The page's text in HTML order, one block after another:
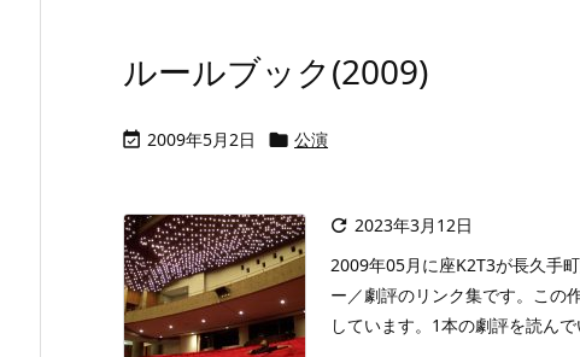
ルールブック(2009)
 2009年5月2日  公演
 2023年3月12日
2009年05月に座K2T3が長久手
ー／劇評のリンク集です。この
しています。1本の劇評を読ん